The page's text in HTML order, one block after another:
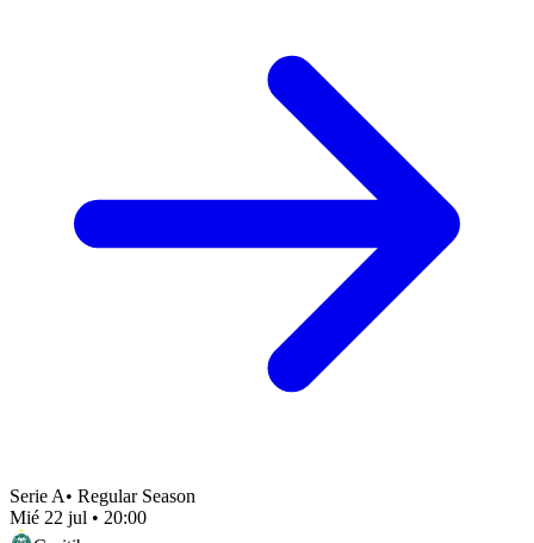
Serie A• Regular Season
Mié 22 jul • 20:00